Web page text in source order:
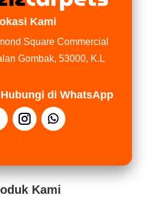
Kami
Square Commercial
Gombak, 53000, K.L
di WhatsApp
Kami